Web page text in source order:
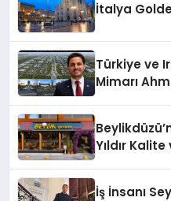
İtalya
Türkiye ve
Mimarı
Hayata
Yıldır
İş İnsanı